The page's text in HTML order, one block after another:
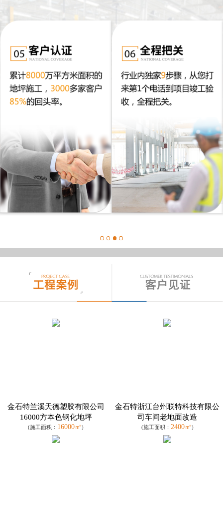
金石特兰溪天德塑胶有限公司
16000方本色钢化地坪
(施工面积： 16000㎡)
金石特浙江台州联特科技有限公
司车间老地面改造
(施工面积： 2400㎡)